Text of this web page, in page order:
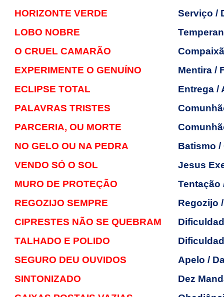
HORIZONTE VERDE
Serviço /
LOBO NOBRE
O CRUEL CAMARÃO
EXPERIMENTE O GENUÍNO
Mentira /
ECLIPSE TOTAL
Entrega /
PALAVRAS TRISTES
PARCERIA, OU MORTE
NO GELO OU NA PEDRA
Batismo /
VENDO SÓ O SOL
Jesus
MURO DE PROTEÇÃO
Tentação
REGOZIJO SEMPRE
Regozijo
CIPRESTES NÃO SE QUEBRAM
TALHADO E POLIDO
SEGURO DEU OUVIDOS
Apelo /
SINTONIZADO
Dez